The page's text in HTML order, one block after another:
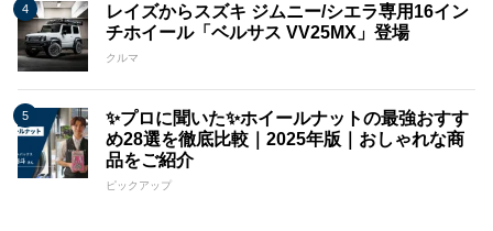
レイズからスズキ ジムニー/シエラ専用16イン
チホイール「ベルサス VV25MX」登場
クルマ
✨プロに聞いた✨ホイールナットの最強おすす
め28選を徹底比較｜2025年版｜おしゃれな商
品をご紹介
ピックアップ